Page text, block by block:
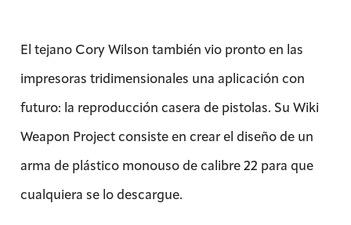
El tejano Cory Wilson también vio pronto en las
impresoras tridimensionales una aplicación con
futuro: la reproducción casera de pistolas. Su Wiki
Weapon Project consiste en crear el diseño de un
arma de plástico monouso de calibre 22 para que
cualquiera se lo descargue.